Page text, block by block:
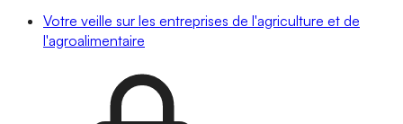
Votre veille sur les entreprises de l'agriculture et de
l'agroalimentaire